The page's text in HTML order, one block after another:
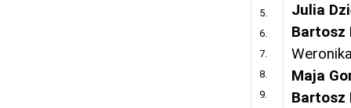
5.
6.
7.
8.
9.
Julia
Bartosz
Maja
Bartosz